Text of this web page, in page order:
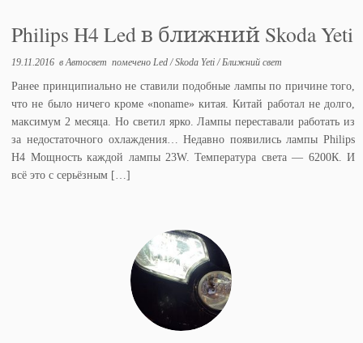
Philips H4 Led в ближний Skoda Yeti
19.11.2016 вАвтосвет помечено Led/Skoda Yeti/ Ближний свет
Ранее принципиально не ставили подобные лампы по причине того,
что не было ничего кроме «noname» китая. Китай работал не долго,
максимум 2 месяца. Но светил ярко. Лампы переставали работать из
за недостаточного охлаждения… Недавно появились лампы Philips
H4 Мощность каждой лампы 23W. Температура света — 6200К. И
всё это с серьёзным […]